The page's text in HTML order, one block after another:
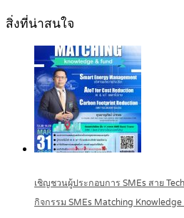
สิ่งที่น่าสนใจ
เชิญชวนผู้ประกอบการ SMEs สาย
กิจกรรม SMEs Matching Knowledge